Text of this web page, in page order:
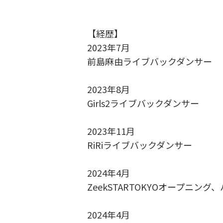
【経歴】
2023年7月
前島麻由ライブバックダンサー
2023年8月
Girls2ライブバックダンサー
2023年11月
RiRiライブバックダンサー
2024年4月
ZeekSTARTOKYOオープニング
2024年4月